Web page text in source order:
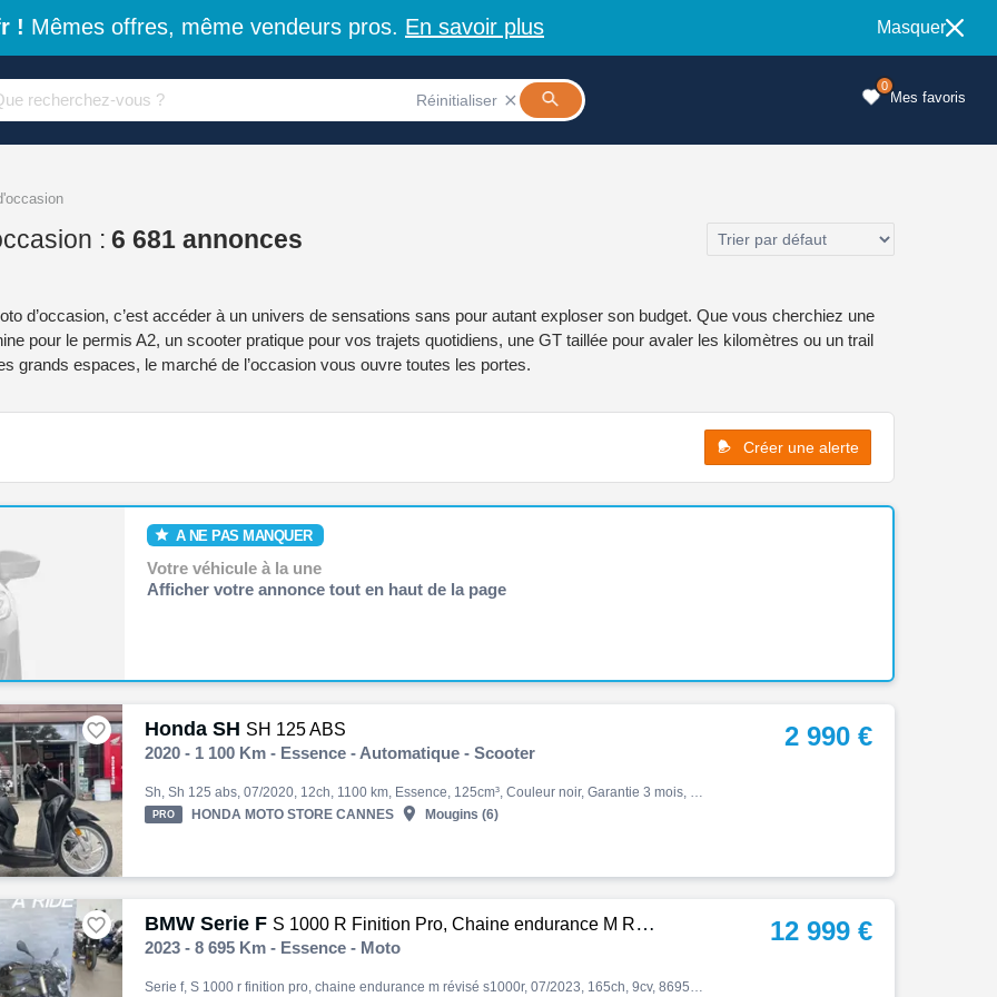
! Mêmes offres, même vendeurs pros. En savoir plus Masquer
Réinitialiser  Mes favoris
0
: 6 681 annonces
d’occasion, c’est accéder à un univers de sensations sans pour autant exploser son budget. Que vous cherchiez une
pour le permis A2, un scooter pratique pour vos trajets quotidiens, une GT taillée pour avaler les kilomètres ou un trail
grands espaces, le marché de l’occasion vous ouvre toutes les portes.
Créer une alerte
A NE PAS MANQUER
Votre véhicule à la une
Afficher votre annonce tout en haut de la page
Honda SH SH 125 ABS

2020 - 1 100 Km - Essence - Automatique - Scooter
Sh, Sh 125 abs, 07/2020, 12ch, 1100 km, Essence, 125cm³, Couleur noir, Garantie 3 mois, 2990 €
PRO HONDA MOTO STORE CANNES  Mougins (6)
2 990 €
BMW Serie F S 1000 R Finition Pro, Chaine endurance M Revise S1000R

2023 - 8 695 Km - Essence - Moto
Serie f, S 1000 r finition pro, chaine endurance m révisé s1000r, 07/2023, 165ch, 9cv, 8695 km, Première main, Essence, 999cm³, Couleur noir, Garantie 12 mois, 12999 € Equipements : ...|Alarme antivol|Appel d'urgence intelligent|Black Storm metallic|Bulle sport|Chaine Endurance …
12 999 €